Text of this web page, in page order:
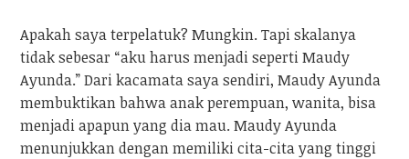
Apakah saya terpelatuk? Mungkin. Tapi skalanya
tidak sebesar “aku harus menjadi seperti Maudy
Ayunda.” Dari kacamata saya sendiri, Maudy Ayunda
membuktikan bahwa anak perempuan, wanita, bisa
menjadi apapun yang dia mau. Maudy Ayunda
menunjukkan dengan memiliki cita-cita yang tinggi